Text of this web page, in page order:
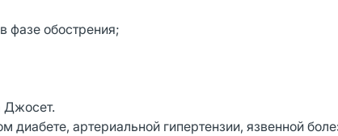
фазе обострения;
Джосет.
артериальной гипертензии, язвенной